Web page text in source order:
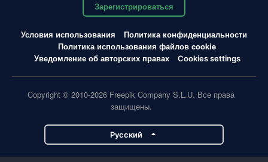
Зарегистрироваться
Условия использования
Политика конфиденциальности
Политика использования файлов cookie
Уведомление об авторских правах
Cookies settings
Copyright © 2010-2026 Freepik Company S.L.U. Все права
защищены.
Pусский